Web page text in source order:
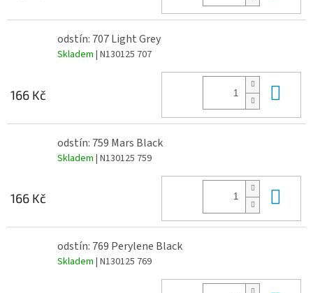
odstín: 707 Light Grey
Skladem | N130125 707
166 Kč
odstín: 759 Mars Black
Skladem | N130125 759
166 Kč
odstín: 769 Perylene Black
Skladem | N130125 769